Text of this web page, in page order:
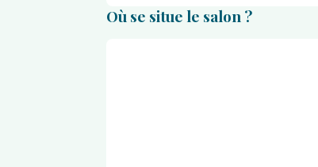
Où se situe le salon ?